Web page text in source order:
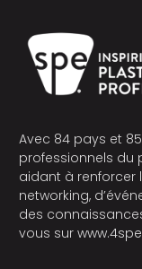
Avec 84 pays et
professionnels du
aidant à renforcer
networking,
des
vous sur